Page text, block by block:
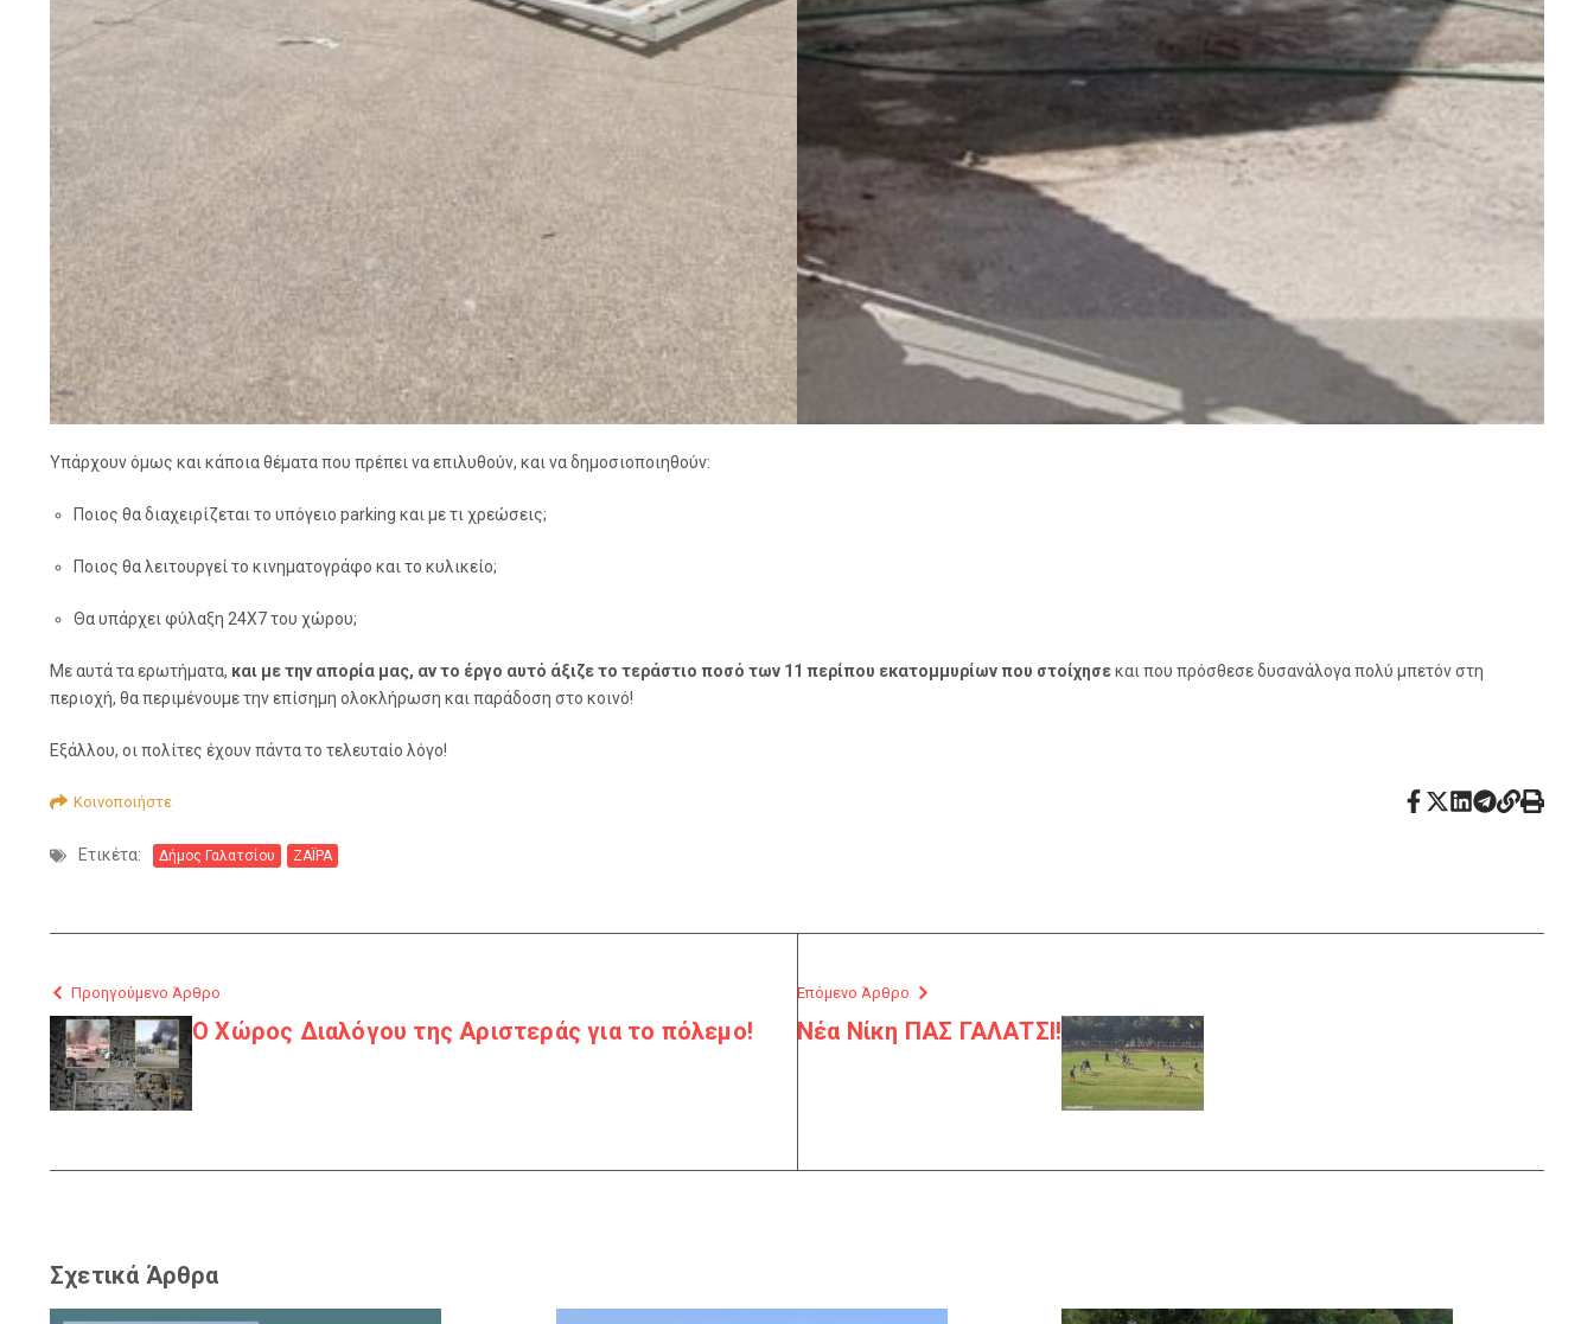
Υπάρχουν όμως και κάποια θέματα που πρέπει να επιλυθούν, και να δημοσιοποιηθούν:
Ποιος θα διαχειρίζεται το υπόγειο parking και με τι χρεώσεις;
Ποιος θα λειτουργεί το κινηματογράφο και το κυλικείο;
Θα υπάρχει φύλαξη 24Χ7 του χώρου;
Με αυτά τα ερωτήματα, και με την απορία μας, αν το έργο αυτό άξιζε το τεράστιο ποσό των 11 περίπου εκατομμυρίων που στοίχησεκαι που πρόσθεσε δυσανάλογα πολύ μπετόν στη
περιοχή, θα περιμένουμε την επίσημη ολοκλήρωση και παράδοση στο κοινό!
Εξάλλου, οι πολίτες έχουν πάντα το τελευταίο λόγο!
Κοινοποιήστε
Ετικέτα: Δήμος Γαλατσίου ΖΑΪΡΑ
Προηγούμενο Άρθρο
Ο Χώρος Διαλόγου της Αριστεράς για το πόλεμο!
Επόμενο Άρθρο
Νέα Νίκη ΠΑΣ ΓΑΛΑΤΣΙ!
Σχετικά Άρθρα